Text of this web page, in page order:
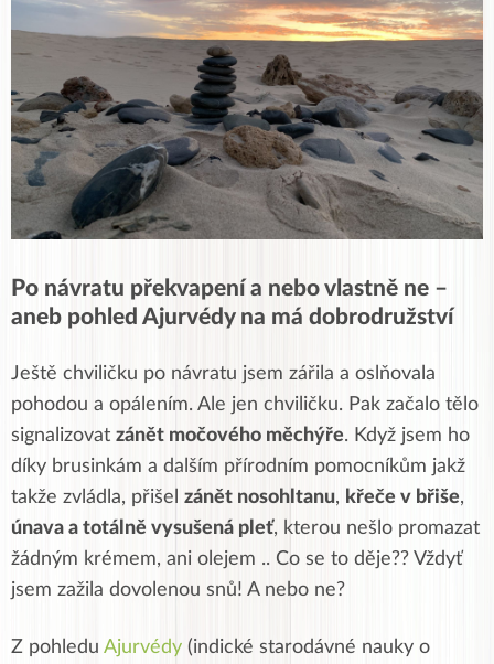
Po návratu překvapení a nebo vlastně ne –
aneb pohled Ajurvédy na má dobrodružství
Ještě chviličku po návratu jsem zářila a oslňovala
pohodou a opálením. Ale jen chviličku. Pak začalo tělo
signalizovat zánět močového měchýře. Když jsem ho
díky brusinkám a dalším přírodním pomocníkům jakž
takže zvládla, přišel zánět nosohltanu, křeče v břiše,
únava a totálně vysušená pleť, kterou nešlo promazat
žádným krémem, ani olejem .. Co se to děje?? Vždyť
jsem zažila dovolenou snů! A nebo ne?
Z pohledu Ajurvédy (indické starodávné nauky o